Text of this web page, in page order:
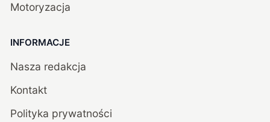
Motoryzacja
INFORMACJE
Nasza redakcja
Kontakt
Polityka prywatności